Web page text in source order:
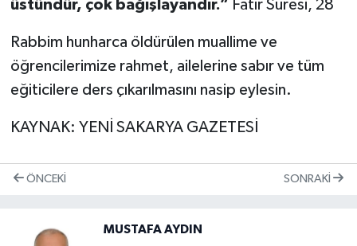
üstündür, çok bağışlayandır.” Fatır Suresi, 28
Rabbim hunharca öldürülen muallime ve
öğrencilerimize rahmet, ailelerine sabır ve tüm
eğiticilere ders çıkarılmasını nasip eylesin.
KAYNAK: YENİ SAKARYA GAZETESİ
ÖNCEKI SONRAKI
MUSTAFA AYDIN